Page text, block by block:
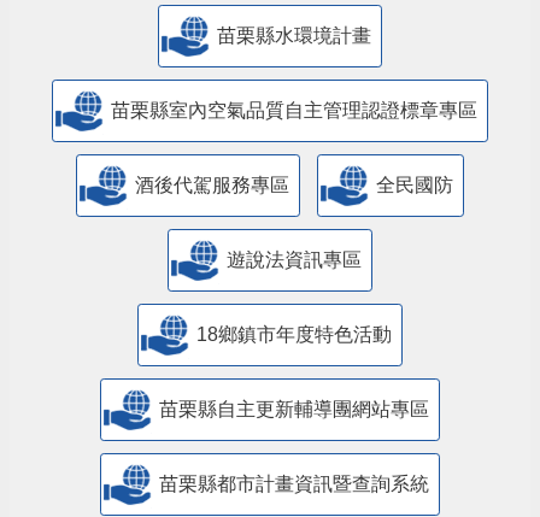
苗栗縣水環境計畫
苗栗縣室內空氣品質自主管理認證標章專區
酒後代駕服務專區 全民國防
遊說法資訊專區
18鄉鎮市年度特色活動
苗栗縣自主更新輔導團網站專區
苗栗縣都市計畫資訊暨查詢系統